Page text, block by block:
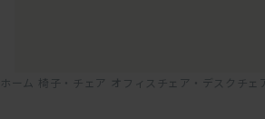
ホーム 椅子・チェア オフィスチェア・デスクチェ